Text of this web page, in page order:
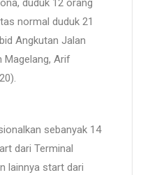
duduk 12 orang
normal duduk 21
Angkutan Jalan
Magelang, Arif
sebanyak 14
dari Terminal
lainnya start dari